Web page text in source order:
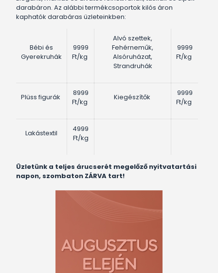
darabáron. Az alábbi termékcsoportok kilós áron
kaphatók darabáras üzleteinkben:
Bébi és
Gyerekruhák
9999
Ft/kg
Alvó szettek,
Fehérneműk,
Alsóruházat,
Strandruhák
9999
Ft/kg
Plüss figurák
8999
Ft/kg
Kiegészítők
9999
Ft/kg
Lakástextil
4999
Ft/kg
Üzletünk a teljes árucserét megelőző nyitvatartási
napon, szombaton ZÁRVA tart!